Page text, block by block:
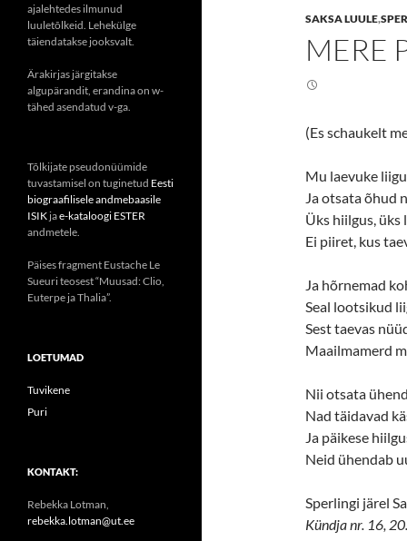
SAKSA LUULE,
MERE
(Es schaukelt
Mu laevuke
Ja otsata õhud
Üks hiilgus,
Ei piiret, kus
Ja hõrnemad
Seal lootsikud
Sest taevas
Maailmamerd
Nii otsata
Nad täidavad
Ja päikese
Neid ühendab
Sperlingi järel
Kündja nr. 16,
ajalehtedes ilmunud
luuletõlkeid. Lehekülge
täiendatakse jooksvalt.
Ärakirjas järgitakse
algupärandit, erandina on w-
tähed asendatud v-ga.
Tõlkijate pseudonüümide
tuvastamisel on tuginetud Eesti
biograafilisele andmebaasile
ISIK jae-kataloogi ESTER
andmetele.
Päises fragment Eustache Le
Sueuri teosest “Muusad: Clio,
Euterpe ja Thalia”.
LOETUMAD
Tuvikene
Puri
KONTAKT:
Rebekka Lotman,
rebekka.lotman@ut.ee